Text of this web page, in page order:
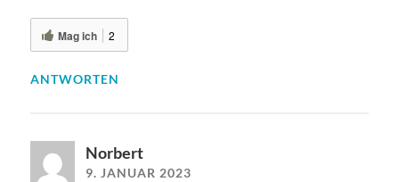
Mag ich 2
ANTWORTEN
Norbert
9. JANUAR 2023